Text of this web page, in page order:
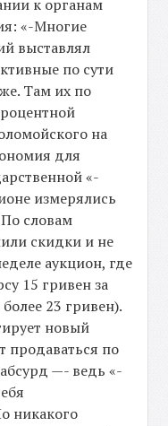
к органам
«-Многие
выставлял
по сути
Там их по
на
для
«-
измерялись
словам
скидки и не
аукцион, где
15 гривен за
23 гривен).
новый
продаваться по
—- ведь «-
никакого